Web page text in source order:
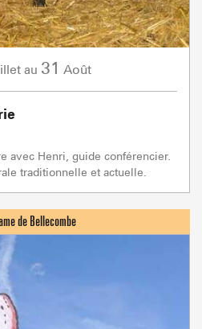
au 31 Août
avec Henri, guide conférencier.
traditionnelle et actuelle.